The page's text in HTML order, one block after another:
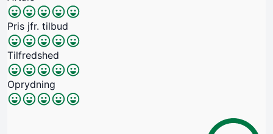
Pris jfr. tilbud
Tilfredshed
Oprydning